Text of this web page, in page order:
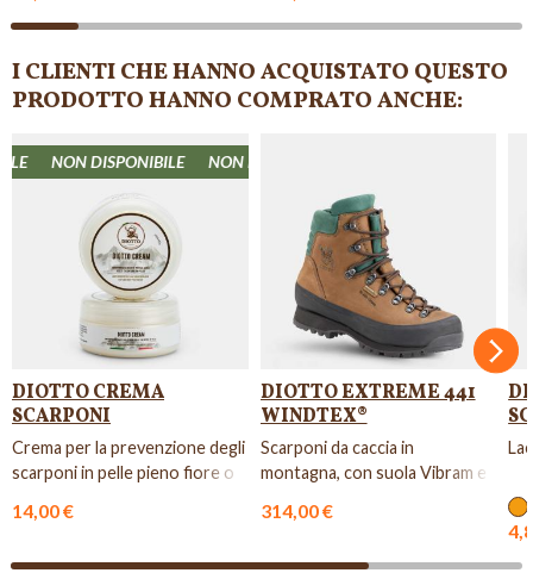
I CLIENTI CHE HANNO ACQUISTATO QUESTO
PRODOTTO HANNO COMPRATO ANCHE:
NON DISPONIBILE NON DISPONIBILE
DIOTTO CREMA
SCARPONI
Crema per la prevenzione degli
scarponi in pelle pieno fiore o
14,00 €
DIOTTO EXTREME 441
WINDTEX®
Scarponi da caccia in
montagna, con suola Vibram e
Thinsulat...
314,00 €